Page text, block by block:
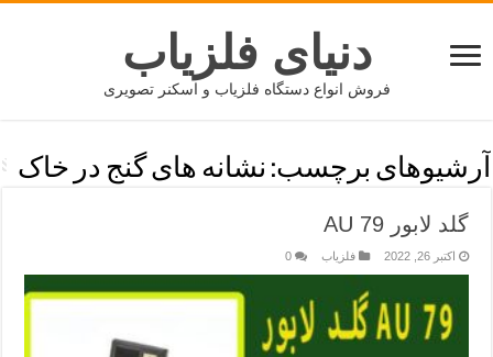
دنیای فلزیاب
فروش انواع دستگاه فلزیاب و اسکنر تصویری
آرشیوهای برچسب: نشانه های گنج در خاک
گلد لابور AU 79
اکتبر 26, 2022 فلزیاب 0